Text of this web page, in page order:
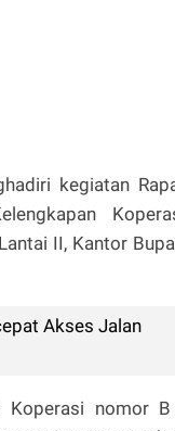
kegiatan
II, Kantor
Akses Jalan
Koperasi nomor